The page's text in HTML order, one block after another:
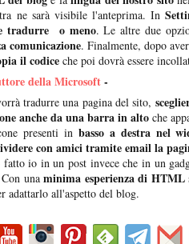
ne sarà visibile l'anteprima. In
tradurre o meno. Le altre due
comunicazione. Finalmente, dopo
il codice che poi dovrà essere
della Microsoft-
tradurre una pagina del sito,
anche da una barra in alto che
presenti in basso a destra nel
con amici tramite email la
io in un post invece che in un
unaminima esperienza di HTML
adattarlo all'aspetto del blog.